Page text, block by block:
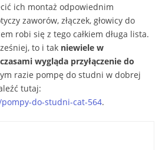
ich montaż odpowiednim
zaworów, złączek, głowicy do
robi się z tego całkiem długa lista.
to i tak niewiele w
wygląda przyłączenie do
razie pompę do studni w dobrej
tutaj:
do-studni-cat-564.